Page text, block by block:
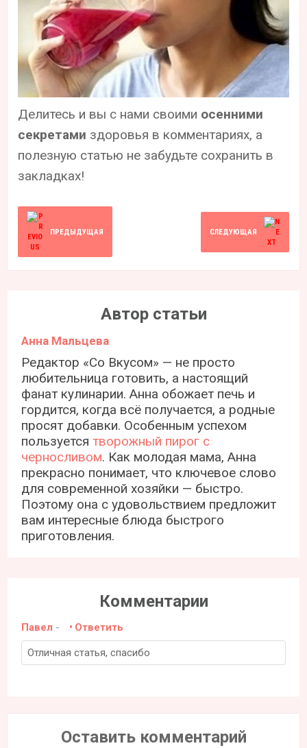
Делитесь и вы с нами своими осенними
секретами здоровья в комментариях, а
полезную статью не забудьте сохранить в
закладках!
ПРЕДЫДУЩАЯ СЛЕДУЮЩАЯ
Автор статьи
Анна Мальцева
Редактор «Со Вкусом» — не просто
любительница готовить, а настоящий
фанат кулинарии. Анна обожает печь и
гордится, когда всё получается, а родные
просят добавки. Особенным успехом
пользуетсятворожный пирог с
черносливом. Как молодая мама, Анна
прекрасно понимает, что ключевое слово
для современной хозяйки — быстро.
Поэтому она с удовольствием предложит
вам интересные блюда быстрого
приготовления.
Комментарии
Павел - Ответить
Отличная статья, спасибо
Оставить комментарий